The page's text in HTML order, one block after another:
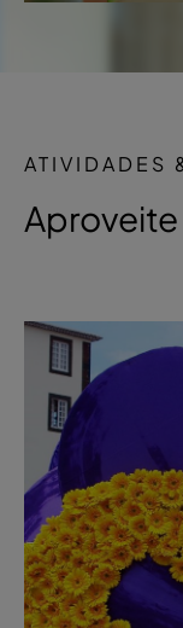
ATIVIDADES
Aproveite